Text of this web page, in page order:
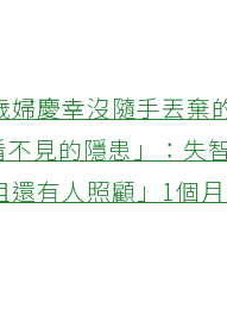
慶幸沒隨手丟棄
見的隱患」：失
有人照顧」1個